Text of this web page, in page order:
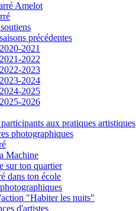
Amelot
précédentes
2021
2022
2023
2024
2025
2026
aux pratiques artistiques
photographiques
Machine
sur ton quartier
dans ton école
"Habiter les nuits"
d'artistes